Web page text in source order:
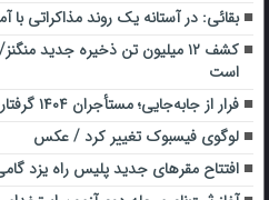
بقائی: در آستانه یک روند مذاکراتی با
کشف ۱۲ میلیون تن ذخیره جدید
است
فرار از جابه‌جایی؛ مستأجران ۱۴۰۴ گرفتار گرانی و بلاتکلیفی بازار اجاره
لوگوی فیسبوک تغییر کرد / عکس
افتتاح مقرهای جدید پلیس راه یزد گامی